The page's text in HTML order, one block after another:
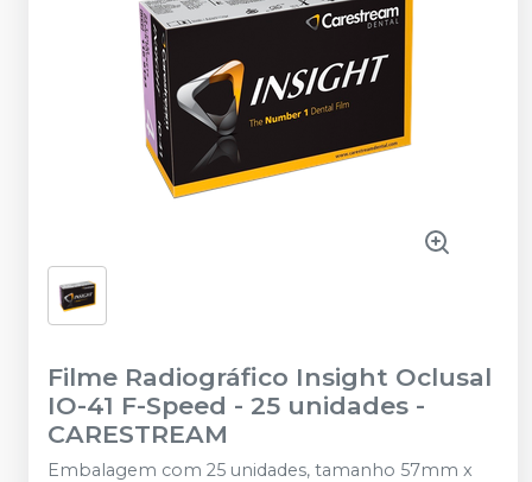
Filme Radiográfico Insight Oclusal
IO-41 F-Speed - 25 unidades -
CARESTREAM
Embalagem com 25 unidades, tamanho 57mm x